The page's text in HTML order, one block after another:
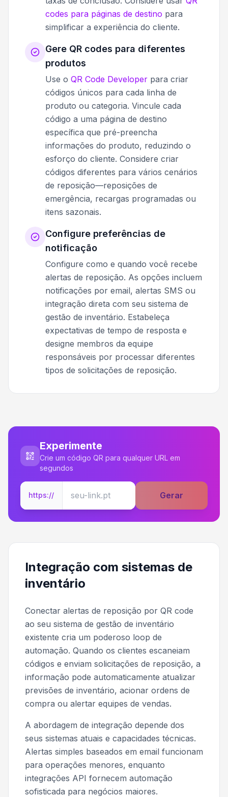
codes para páginas de destino para
simplificar a experiência do cliente.
Gere QR codes para diferentes
produtos
Use o QR Code Developer para criar
códigos únicos para cada linha de
produto ou categoria. Vincule cada
código a uma página de destino
específica que pré-preencha
informações do produto, reduzindo o
esforço do cliente. Considere criar
códigos diferentes para vários cenários
de reposição—reposições de
emergência, recargas programadas ou
itens sazonais.
Configure preferências de
notificação
Configure como e quando você recebe
alertas de reposição. As opções incluem
notificações por email, alertas SMS ou
integração direta com seu sistema de
gestão de inventário. Estabeleça
expectativas de tempo de resposta e
designe membros da equipe
responsáveis por processar diferentes
tipos de solicitações de reposição.
Experimente
Crie um código QR para qualquer URL em
segundos
https:// Gerar
Integração com sistemas de
inventário
Conectar alertas de reposição por QR code
ao seu sistema de gestão de inventário
existente cria um poderoso loop de
automação. Quando os clientes escaneiam
códigos e enviam solicitações de reposição, a
informação pode automaticamente atualizar
previsões de inventário, acionar ordens de
compra ou alertar equipes de vendas.
A abordagem de integração depende dos
seus sistemas atuais e capacidades técnicas.
Alertas simples baseados em email funcionam
para operações menores, enquanto
integrações API fornecem automação
sofisticada para negócios maiores.